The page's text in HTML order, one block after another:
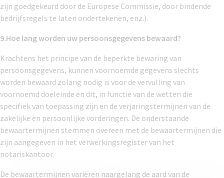
zijn goedgekeurd door de Europese Commissie, door bindende
bedrijfsregels te laten ondertekenen, enz.).
9.Hoe lang worden uw persoonsgegevens bewaard?
Krachtens het principe van de beperkte bewaring van
persoonsgegevens, kunnen voornoemde gegevens slechts
worden bewaard zolang nodig is voor de vervulling van
voornoemd doeleinde en dit, in functie van de wetten die
specifiek van toepassing zijn en de verjaringstermijnen van de
zakelijke en persoonlijke vorderingen. De onderstaande
bewaartermijnen stemmen overeen met de bewaartermijnen die
zijn aangegeven in het verwerkingsregister van het
notariskantoor.
De bewaartermijnen variëren naargelang de aard van de